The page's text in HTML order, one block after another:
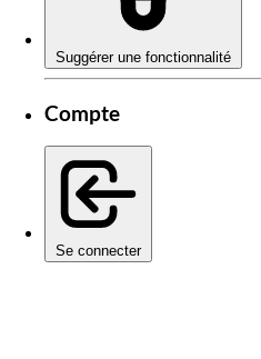
Suggérer une fonctionnalité
Compte
Se connecter